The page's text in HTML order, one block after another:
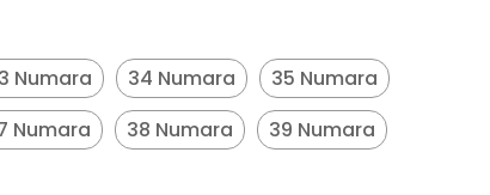
Numara 34 Numara
35 Numara
Numara 38 Numara 39 Numara